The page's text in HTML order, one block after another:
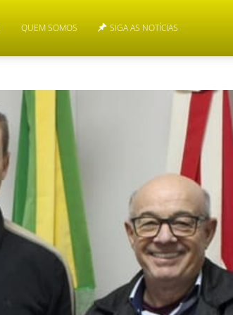
QUEM SOMOS SIGA AS NOTÍCIAS